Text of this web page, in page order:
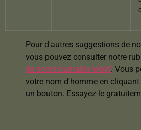
Pour d'autres suggestions de
vous pouvez consulter notre
de noms humains WoW. Vous
votre nom d'homme en
un bouton. Essayez-le